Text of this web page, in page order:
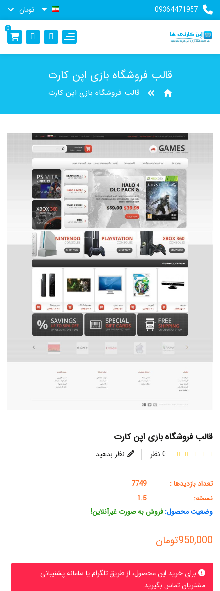
09364471957 تومان
0
قالب فروشگاه بازی اپن کارت
قالب فروشگاه بازی اپن کارت
قالب فروشگاه بازی اپن کارت
0 نظر نظر بدهید
تعداد بازدیدها :
7749
نسخه:
1.5
وضعیت محصول: فروش به صورت غیرآنلاین!
950,000تومان
برای خرید این محصول، از طریق تلگرام یا سامانه پشتیبانی
مشتریان تماس بگیرید.